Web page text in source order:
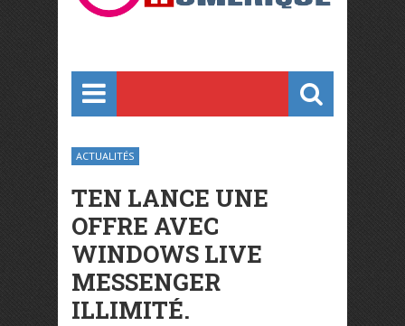
ACTUALITÉS
TEN LANCE UNE
OFFRE AVEC
WINDOWS LIVE
MESSENGER
ILLIMITÉ.